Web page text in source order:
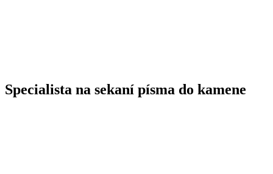
Specialista na sekaní písma do kamene